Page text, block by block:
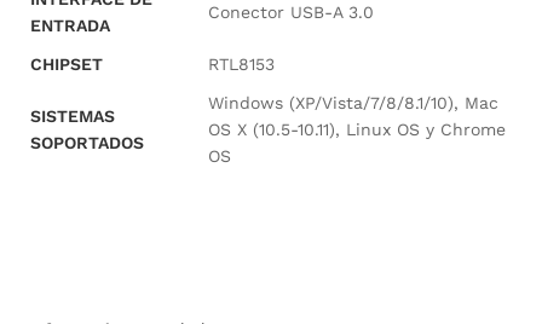
ENTRADA
Conector USB-A 3.0
CHIPSET RTL8153
SISTEMAS
SOPORTADOS
Windows (XP/Vista/7/8/8.1/10), Mac
OS X (10.5-10.11), Linux OS y Chrome
OS